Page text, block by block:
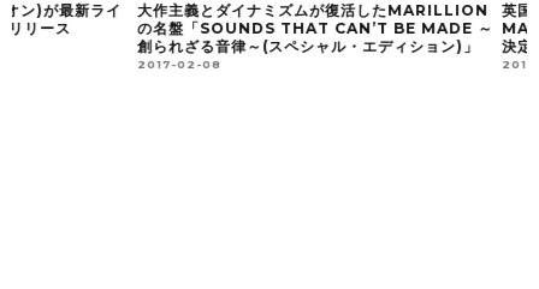
大作主義とダイナミズムが復活したMARILLION
の名盤「SOUNDS THAT CAN’T BE MADE ～
創られざる音律～(スペシャル・エディション)」
英国プログレッシヴ
MARILLION(マリリ
決定！